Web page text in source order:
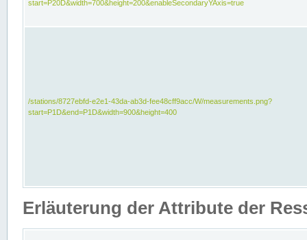
start=P20D&width=700&height=200&enableSecondaryYAxis=true
/stations/8727ebfd-e2e1-43da-ab3d-fee48cff9acc/W/measurements.png?
start=P1D&end=P1D&width=900&height=400
Erläuterung der Attribute der